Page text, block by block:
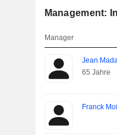
Management:
Manager
Jean
65 Jahre
Franck